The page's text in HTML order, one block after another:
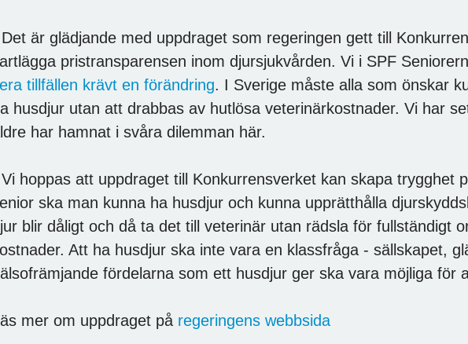
är glädjande med uppdraget som regeringen gett till
pristransparensen inom djursjukvården. Vi i SPF
tillfällen krävt en förändring. I Sverige måste alla som önskar
husdjur utan att drabbas av hutlösa veterinärkostnader. Vi har
har hamnat i svåra dilemman här.
hoppas att uppdraget till Konkurrensverket kan skapa trygghet
ska man kunna ha husdjur och kunna upprätthålla
blir dåligt och då ta det till veterinär utan rädsla för fullständigt
Att ha husdjur ska inte vara en klassfråga - sällskapet,
fördelarna som ett husdjur ger ska vara möjliga för
mer om uppdraget på regeringens webbsida